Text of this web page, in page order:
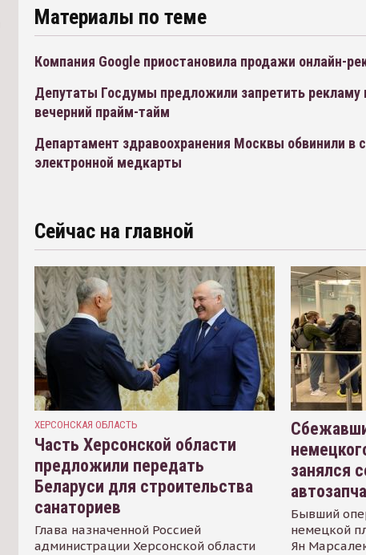
Материалы по теме
Компания Google приостановила продажи онлайн-
Депутаты Госдумы предложили запретить рекламу
вечерний прайм-тайм
Департамент здравоохранения Москвы обвинили в
электронной медкарты
Сейчас на главной
ХЕРСОНСКАЯ ОБЛАСТЬ
Часть Херсонской области
предложили передать
Беларуси для строительства
санаториев
Глава назначенной Россией
администрации Херсонской области
занялся
Бывший
немецкой
Ян